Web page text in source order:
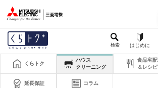
くらトク
ハウス
クリーニング
食品宅配
＆レシピ
延長保証 コラム